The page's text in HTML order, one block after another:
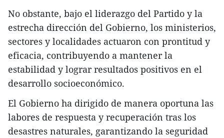
No obstante, bajo el liderazgo del Partido y la
estrecha dirección del Gobierno, los ministerios,
sectores y localidades actuaron con prontitud y
eficacia, contribuyendo a mantener la
estabilidad y lograr resultados positivos en el
desarrollo socioeconómico.
El Gobierno ha dirigido de manera oportuna las
labores de respuesta y recuperación tras los
desastres naturales, garantizando la seguridad